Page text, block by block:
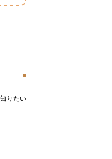
りたい